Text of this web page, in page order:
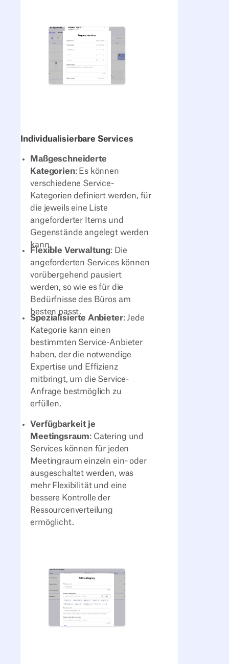
Individualisierbare Services
Maßgeschneiderte
Kategorien: Es können
verschiedene Service-
Kategorien definiert werden, für
die jeweils eine Liste
angeforderter Items und
Gegenstände angelegt werden
kann.
Flexible Verwaltung: Die
angeforderten Services können
vorübergehend pausiert
werden, so wie es für die
Bedürfnisse des Büros am
besten passt.
Spezialisierte Anbieter: Jede
Kategorie kann einen
bestimmten Service-Anbieter
haben, der die notwendige
Expertise und Effizienz
mitbringt, um die Service-
Anfrage bestmöglich zu
erfüllen.
Verfügbarkeit je
Meetingsraum: Catering und
Services können für jeden
Meetingraum einzeln ein- oder
ausgeschaltet werden, was
mehr Flexibilität und eine
bessere Kontrolle der
Ressourcenverteilung
ermöglicht.